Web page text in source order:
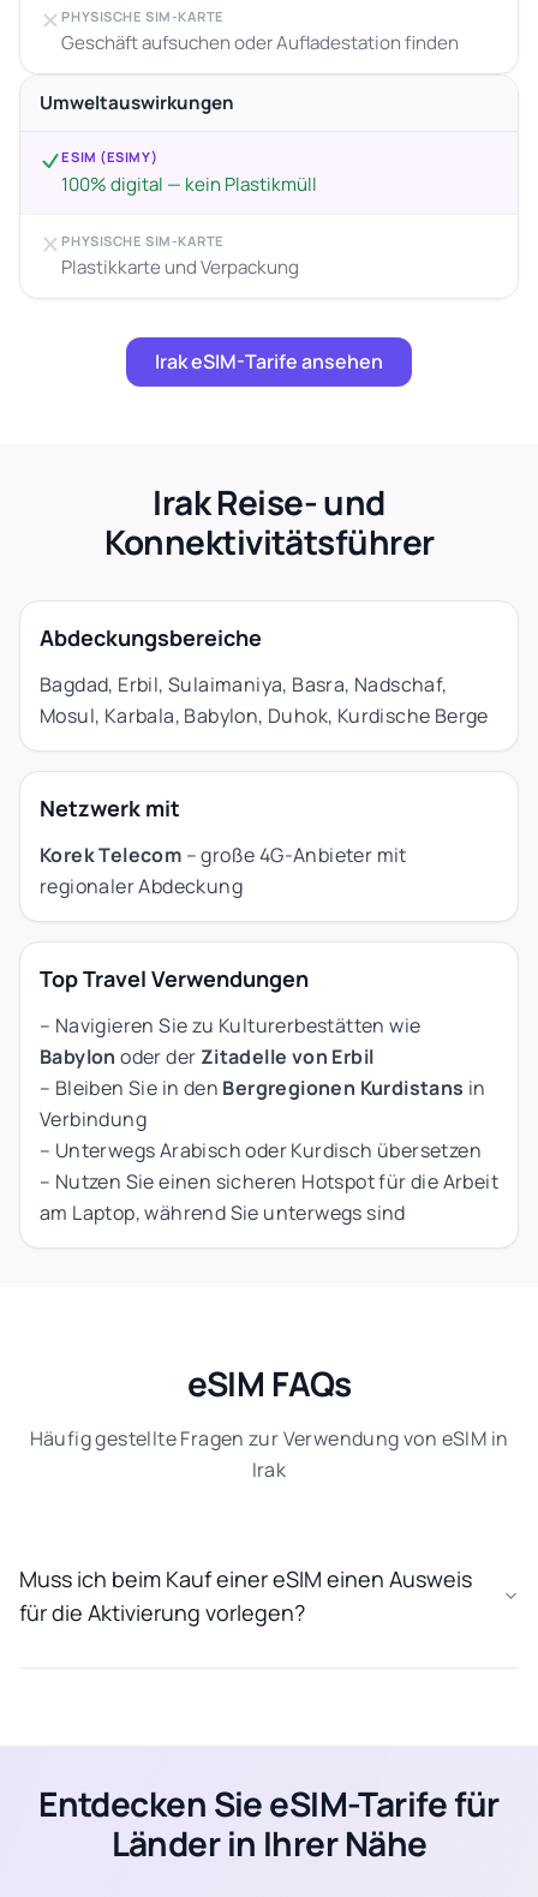
PHYSISCHE SIM-KARTE
Geschäft aufsuchen oder Aufladestation finden
Umweltauswirkungen
ESIM (ESIMY)
100% digital — kein Plastikmüll
PHYSISCHE SIM-KARTE
Plastikkarte und Verpackung
Irak eSIM-Tarife ansehen
Irak Reise- und
Konnektivitätsführer
Abdeckungsbereiche
Bagdad, Erbil, Sulaimaniya, Basra, Nadschaf,
Mosul, Karbala, Babylon, Duhok, Kurdische Berge
Netzwerk mit
Korek Telecom – große 4G-Anbieter mit
regionaler Abdeckung
Top Travel Verwendungen
– Navigieren Sie zu Kulturerbestätten wie
Babylon oder der Zitadelle von Erbil
– Bleiben Sie in den Bergregionen Kurdistans in
Verbindung
– Unterwegs Arabisch oder Kurdisch übersetzen
– Nutzen Sie einen sicheren Hotspot für die Arbeit
am Laptop, während Sie unterwegs sind
eSIM FAQs
Häufig gestellte Fragen zur Verwendung von eSIM in
Irak
Muss ich beim Kauf einer eSIM einen Ausweis
für die Aktivierung vorlegen?
Entdecken Sie eSIM-Tarife für
Länder in Ihrer Nähe